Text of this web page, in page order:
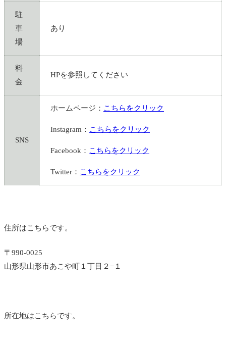
駐
車
場
あり
料
金
HPを参照してください
SNS
ホームページ： こちらをクリック
Instagram： こちらをクリック
Facebook： こちらをクリック
Twitter： こちらをクリック
住所はこちらです。
〒990-0025
山形県山形市あこや町１丁目２−１
所在地はこちらです。